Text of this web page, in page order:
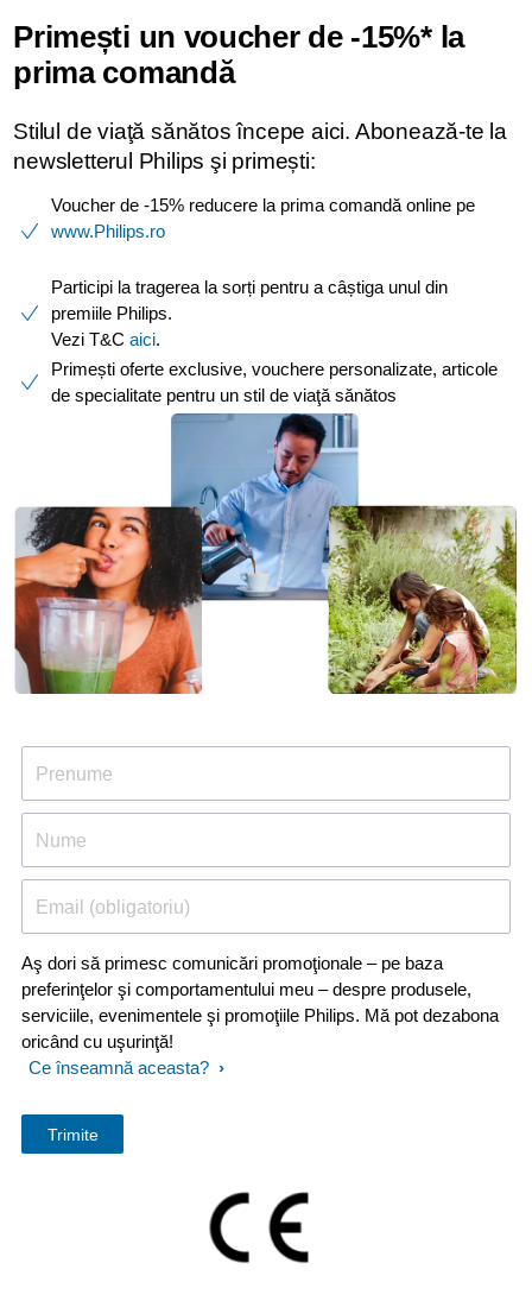
Primești un voucher de -15%* la
prima comandă ​
Stilul de viaţă sănătos începe aici. Abonează-te la
newsletterul Philips şi primești:
Voucher de -15% reducere la prima comandă online pe
www.Philips.ro
Participi la tragerea la sorți pentru a câștiga unul din
premiile Philips.
Vezi T&C aici.
Primești oferte exclusive, vouchere personalizate, articole
de specialitate pentru un stil de viaţă sănătos ​
Prenume
Nume
Email (obligatoriu)
Aş dori să primesc comunicări promoţionale – pe baza
preferinţelor şi comportamentului meu – despre produsele,
serviciile, evenimentele şi promoţiile Philips. Mă pot dezabona
oricând cu uşurinţă!
Ce înseamnă aceasta?